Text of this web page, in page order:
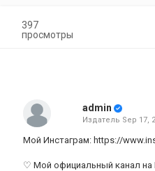
397
просмотры
admin
Издатель Sep 17,
Мой Инстаграм: https://
♡ Мой официальный канал на